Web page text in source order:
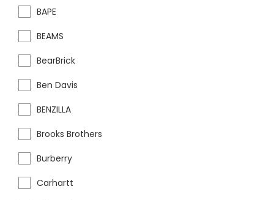
BAPE
BEAMS
BearBrick
Ben Davis
BENZILLA
Brooks Brothers
Burberry
Carhartt